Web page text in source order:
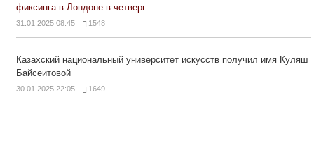
фиксинга в Лондоне в четверг
31.01.2025 08:45 1548
Казахский национальный университет искусств получил имя Куляш
Байсеитовой
30.01.2025 22:05 1649